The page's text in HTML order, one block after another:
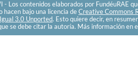
- Los contenidos elaborados por FundéuRAE
hacen bajo una licencia de Creative Commons
3.0 Unported. Esto quiere decir, en
se debe citar la autoría. Más información en